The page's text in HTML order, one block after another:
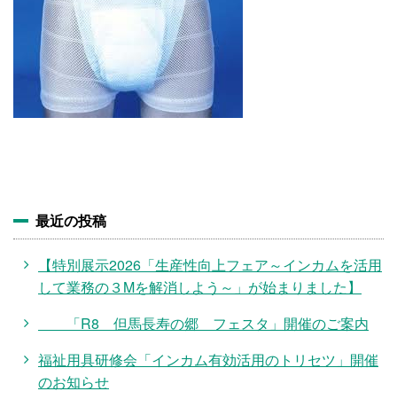
アクセス
最近の投稿
【特別展示2026「生産性向上フェア～インカムを活用
して業務の３Mを解消しよう～」が始まりました】
「R8 但馬長寿の郷 フェスタ」開催のご案内
福祉用具研修会「インカム有効活用のトリセツ」開催
のお知らせ